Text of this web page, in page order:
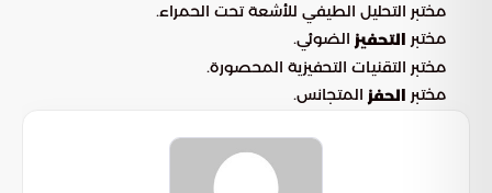
مختبر التحليل الطيفي للأشعة تحت الحمراء.
مختبر التحفيز الضوئي.
مختبر التقنيات التحفيزية المحصورة.
مختبر الحفز المتجانس.